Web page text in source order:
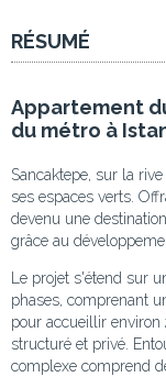
RÉSUMÉ
Appartement
du métro à
Sancaktepe, sur la
ses espaces verts.
devenu une
grâce au
Le projet s'étend sur
phases, comprenant
pour accueillir environ
structuré et privé.
complexe comprend